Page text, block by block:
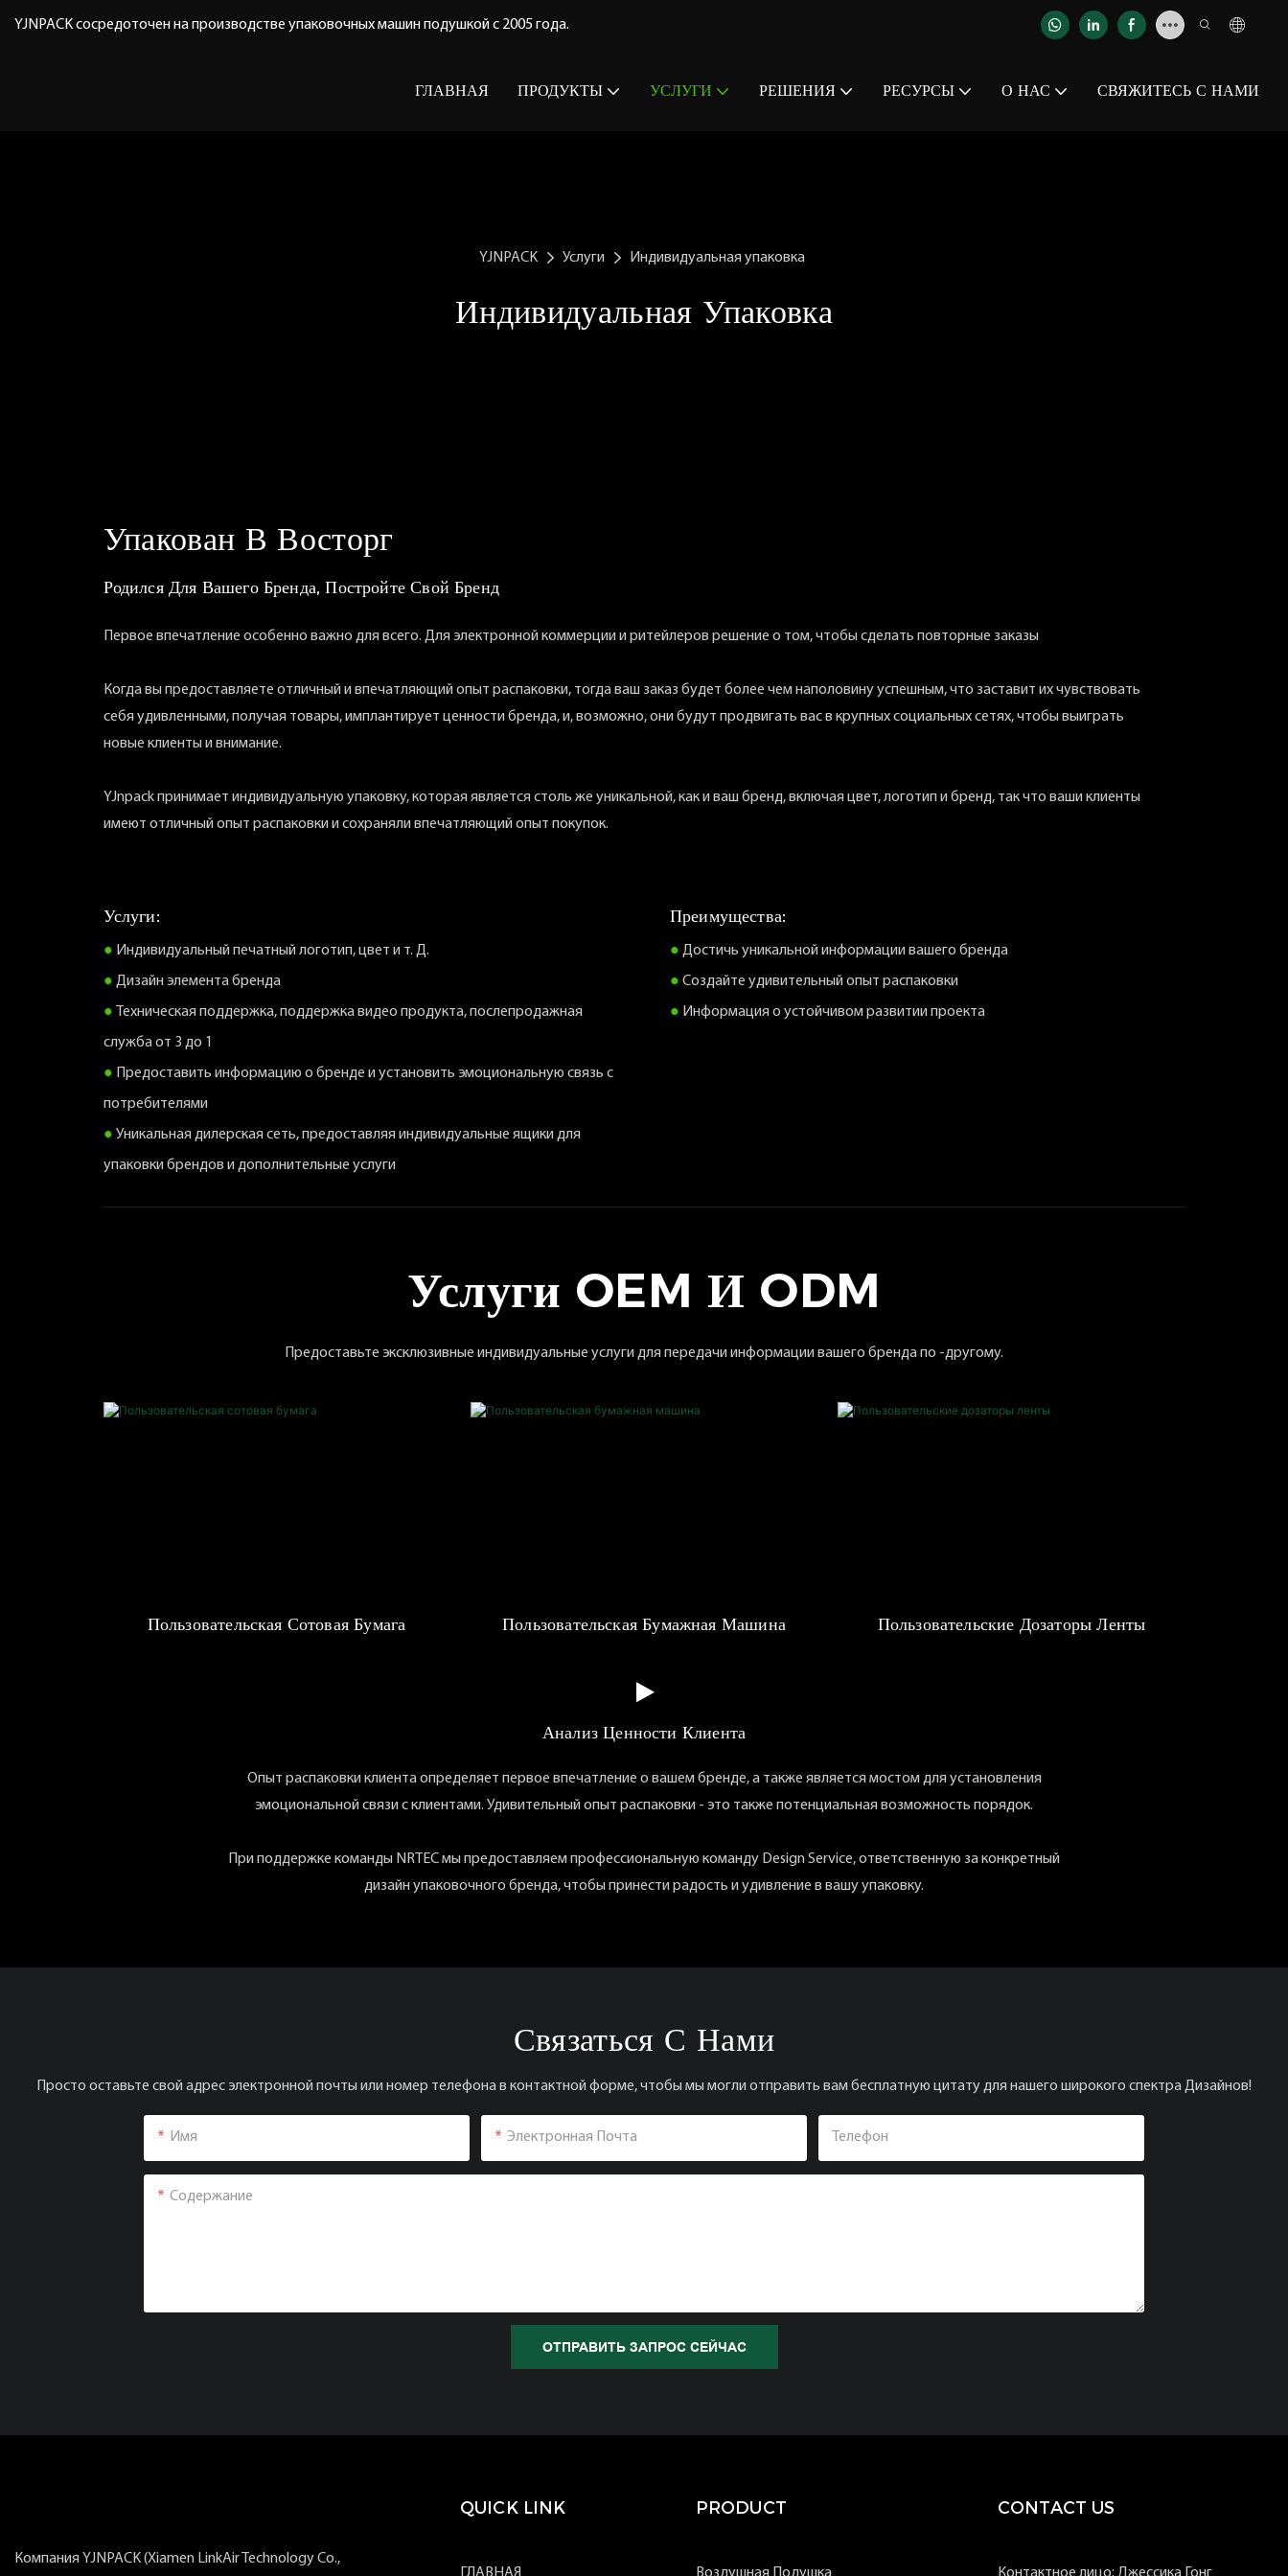
YJNPACK сосредоточен на производстве упаковочных машин подушкой с 2005 года.
ГЛАВНАЯ ПРОДУКТЫ УСЛУГИ РЕШЕНИЯ РЕСУРСЫ О НАС СВЯЖИТЕСЬ С НАМИ
YJNPACK Услуги Индивидуальная упаковка
Индивидуальная Упаковка
Упакован В Восторг
Родился Для Вашего Бренда, Постройте Свой Бренд
Первое впечатление особенно важно для всего. Для электронной коммерции и ритейлеров решение о том, чтобы сделать повторные заказы
Когда вы предоставляете отличный и впечатляющий опыт распаковки, тогда ваш заказ будет более чем наполовину успешным, что заставит их чувствовать
себя удивленными, получая товары, имплантирует ценности бренда, и, возможно, они будут продвигать вас в крупных социальных сетях, чтобы выиграть
новые клиенты и внимание.
YJnpack принимает индивидуальную упаковку, которая является столь же уникальной, как и ваш бренд, включая цвет, логотип и бренд, так что ваши клиенты
имеют отличный опыт распаковки и сохраняли впечатляющий опыт покупок.
Услуги:
● Индивидуальный печатный логотип, цвет и т. Д.
● Дизайн элемента бренда
● Техническая поддержка, поддержка видео продукта, послепродажная
служба от 3 до 1
● Предоставить информацию о бренде и установить эмоциональную связь с
потребителями
● Уникальная дилерская сеть, предоставляя индивидуальные ящики для
упаковки брендов и дополнительные услуги
Преимущества:
● Достичь уникальной информации вашего бренда
● Создайте удивительный опыт распаковки
● Информация о устойчивом развитии проекта
Услуги OEM И ODM
Предоставьте эксклюзивные индивидуальные услуги для передачи информации вашего бренда по -другому.
Пользовательская Сотовая Бумага Пользовательская Бумажная Машина Пользовательские Дозаторы Ленты
Анализ Ценности Клиента
Опыт распаковки клиента определяет первое впечатление о вашем бренде, а также является мостом для установления
эмоциональной связи с клиентами. Удивительный опыт распаковки - это также потенциальная возможность порядок.
При поддержке команды NRTEC мы предоставляем профессиональную команду Design Service, ответственную за конкретный
дизайн упаковочного бренда, чтобы принести радость и удивление в вашу упаковку.
Связаться С Нами
Просто оставьте свой адрес электронной почты или номер телефона в контактной форме, чтобы мы могли отправить вам бесплатную цитату для нашего широкого спектра Дизайнов!
Имя Электронная Почта Телефон
Содержание
ОТПРАВИТЬ ЗАПРОС СЕЙЧАС
Компания YJNPACK (Xiamen LinkAir Technology Co.,
QUICK LINK PRODUCT CONTACT US